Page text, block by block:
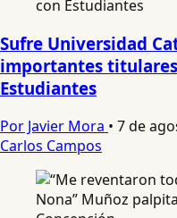
Sufre Universidad
importantes
Estudiantes
Por Javier Mora • 7 de
Carlos Campos